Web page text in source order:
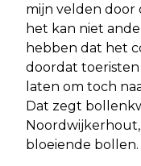
mijn velden door
het kan niet
hebben dat het
doordat
laten om toch
Dat zegt
bloeiende bollen.